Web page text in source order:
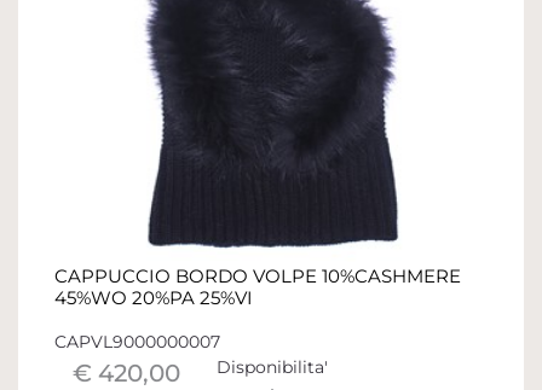
CAPPUCCIO BORDO VOLPE 10%CASHMERE
45%WO 20%PA 25%VI
CAPVL9000000007
€ 420,00 Disponibilita'